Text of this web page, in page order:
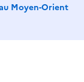
Moyen-Orient